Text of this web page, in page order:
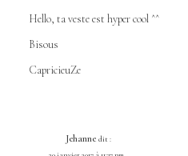
Hello, ta veste est hyper cool ^^
Bisous
CapricieuZe
Jehanne dit :